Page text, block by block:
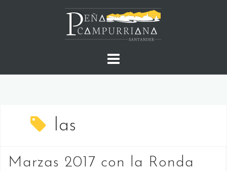
las
Marzas 2017 con la Ronda